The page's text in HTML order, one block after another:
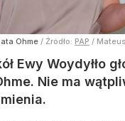
Ohme / Źródło: PAP /
Ewy Woydyłło
Nie ma